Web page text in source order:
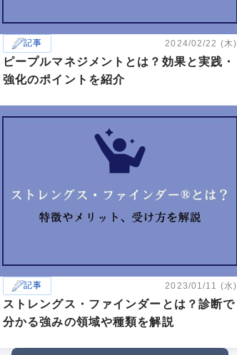
記事 2024/02/22 (木)
ピープルマネジメントとは？効果と実践・
強化のポイントを紹介
記事 2023/01/11 (水)
ストレングス・ファインダーとは？診断で
分かる強みの領域や種類を解説